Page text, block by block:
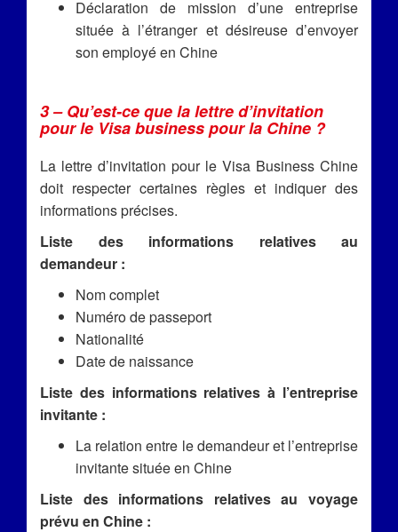
Déclaration de mission d’une entreprise
située à l’étranger et désireuse d’envoyer
son employé en Chine
3 – Qu’est-ce que la lettre d’invitation
pour le Visa business pour la Chine ?
La lettre d’invitation pour le Visa Business Chine
doit respecter certaines règles et indiquer des
informations précises.
Liste des informations relatives au
demandeur :
Nom complet
Numéro de passeport
Nationalité
Date de naissance
Liste des informations relatives à l’entreprise
invitante :
La relation entre le demandeur et l’entreprise
invitante située en Chine
Liste des informations relatives au voyage
prévu en Chine :